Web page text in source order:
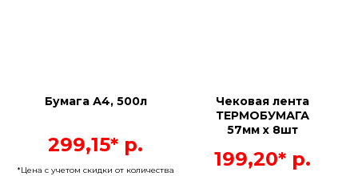
Бумага А4, 500л
299,15* р.
*Цена с учетом скидки от количества
Чековая лента
ТЕРМОБУМАГА
57мм х 8шт
199,20* р.